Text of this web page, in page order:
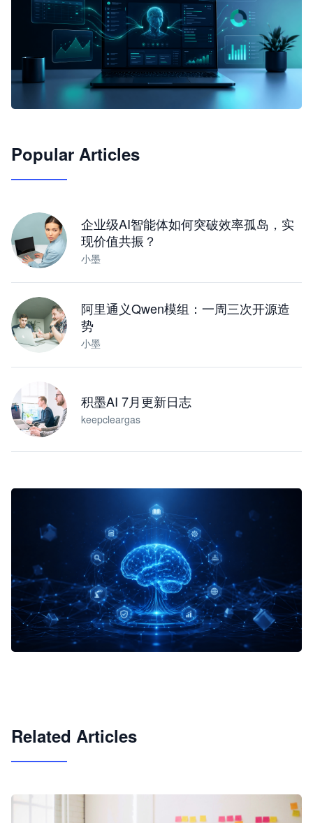
JimoClaw 桌面 AI Agent 工作台
Popular Articles
企业级AI智能体如何突破效率孤岛，实
现价值共振？
小墨
阿里通义Qwen模组：一周三次开源造
势
小墨
积墨AI 7月更新日志
keepcleargas
Related Articles